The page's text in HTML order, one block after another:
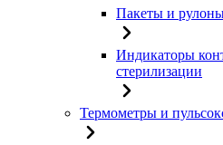
Пакеты и
Индикаторы
стерилизации
Термометры и